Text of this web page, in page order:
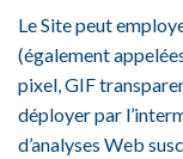
Le Site peut
(également
pixel, GIF
déployer par
d’analyses Web